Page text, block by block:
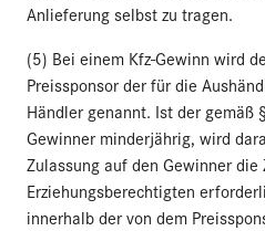
Anlieferung selbst zu tragen.
(5) Bei einem Kfz-Gewinn wird
Preissponsor der für die
Händler genannt. Ist der
Gewinner minderjährig, wird
Zulassung auf den Gewinner die
Erziehungsberechtigten
innerhalb der von dem